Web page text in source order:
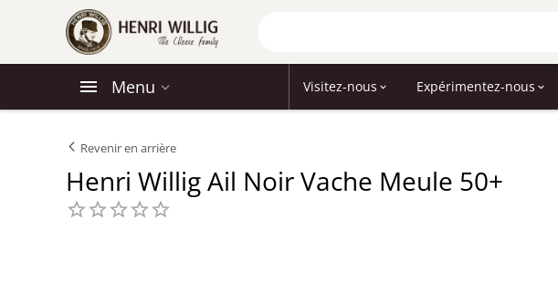
Menu Visitez-nous Expérimentez-nous
Revenir en arrière
Henri Willig Ail Noir Vache Meule 50+